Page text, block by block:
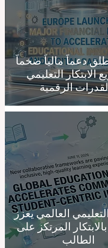
دعماً مالياً ضخماً
الابتكار التعليمي
الرقمية
العالمي يعزز
المرتكز على
الطالب